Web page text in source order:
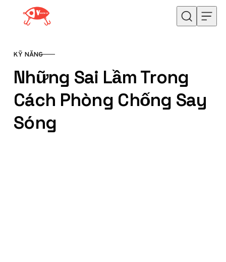
Skip to content
CATEGORY
KỸ NĂNG
Những Sai Lầm Trong
Cách Phòng Chống Say
Sóng